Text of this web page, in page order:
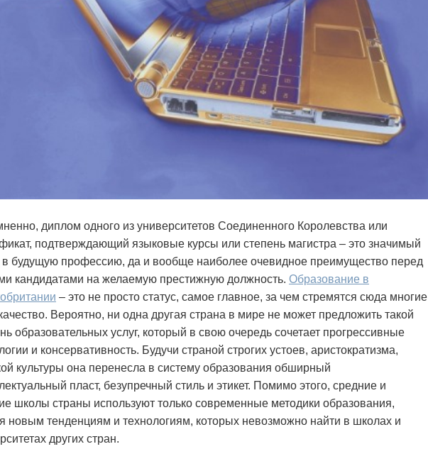
диплом одного из университетов Соединенного Королевства или
подтверждающий языковые курсы или степень магистра – это значимый
в будущую профессию, да и вообще наиболее очевидное преимущество перед
кандидатами на желаемую престижную должность. Образование в
– это не просто статус, самое главное, за чем стремятся сюда многие
Вероятно, ни одна другая страна в мире не может предложить такой
образовательных услуг, который в свою очередь сочетает прогрессивные
и консервативность. Будучи страной строгих устоев, аристократизма,
культуры она перенесла в систему образования обширный
пласт, безупречный стиль и этикет. Помимо этого, средние и
школы страны используют только современные методики образования,
новым тенденциям и технологиям, которых невозможно найти в школах и
других стран.